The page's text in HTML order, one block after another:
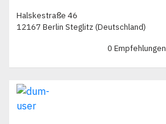
Halskestraße 46
12167 Berlin Steglitz (Deutschland)
0 Empfehlungen